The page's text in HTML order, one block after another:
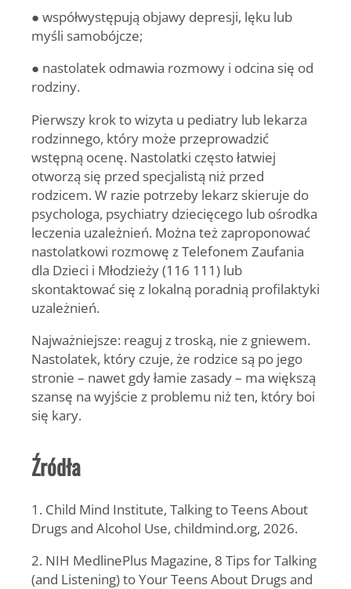
● współwystępują objawy depresji, lęku lub
myśli samobójcze;
● nastolatek odmawia rozmowy i odcina się od
rodziny.
Pierwszy krok to wizyta u pediatry lub lekarza
rodzinnego, który może przeprowadzić
wstępną ocenę. Nastolatki często łatwiej
otworzą się przed specjalistą niż przed
rodzicem. W razie potrzeby lekarz skieruje do
psychologa, psychiatry dziecięcego lub ośrodka
leczenia uzależnień. Można też zaproponować
nastolatkowi rozmowę z Telefonem Zaufania
dla Dzieci i Młodzieży (116 111) lub
skontaktować się z lokalną poradnią profilaktyki
uzależnień.
Najważniejsze: reaguj z troską, nie z gniewem.
Nastolatek, który czuje, że rodzice są po jego
stronie – nawet gdy łamie zasady – ma większą
szansę na wyjście z problemu niż ten, który boi
się kary.
Źródła
1. Child Mind Institute, Talking to Teens About
Drugs and Alcohol Use, childmind.org, 2026.
2. NIH MedlinePlus Magazine, 8 Tips for Talking
(and Listening) to Your Teens About Drugs and